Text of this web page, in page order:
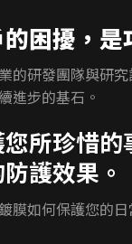
困擾，
的研發團隊與研
進步的基石。
所珍惜
護效果。
膜如何保護您的